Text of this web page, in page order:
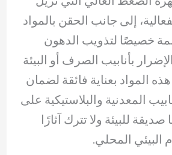
إلى جانب الحقن بالمواد
خصيصًا لتذويب الدهون
بأنابيب الصرف أو البيئة
المواد بعناية فائقة لضمان
المعدنية والبلاستيكية على
للبيئة ولا تترك آثارًا
البيئي المحلي.